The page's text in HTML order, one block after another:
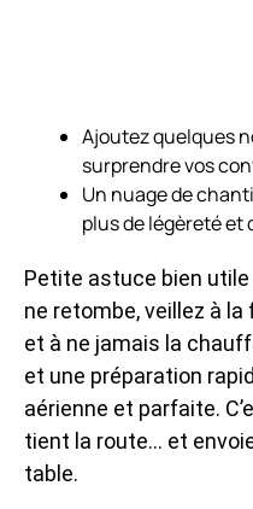
Ajoutez quelques
surprendre vos
Un nuage de
plus de légèreté et
Petite astuce bien
ne retombe, veillez à
et à ne jamais la
et une préparation
aérienne et parfaite.
tient la route… et
table.